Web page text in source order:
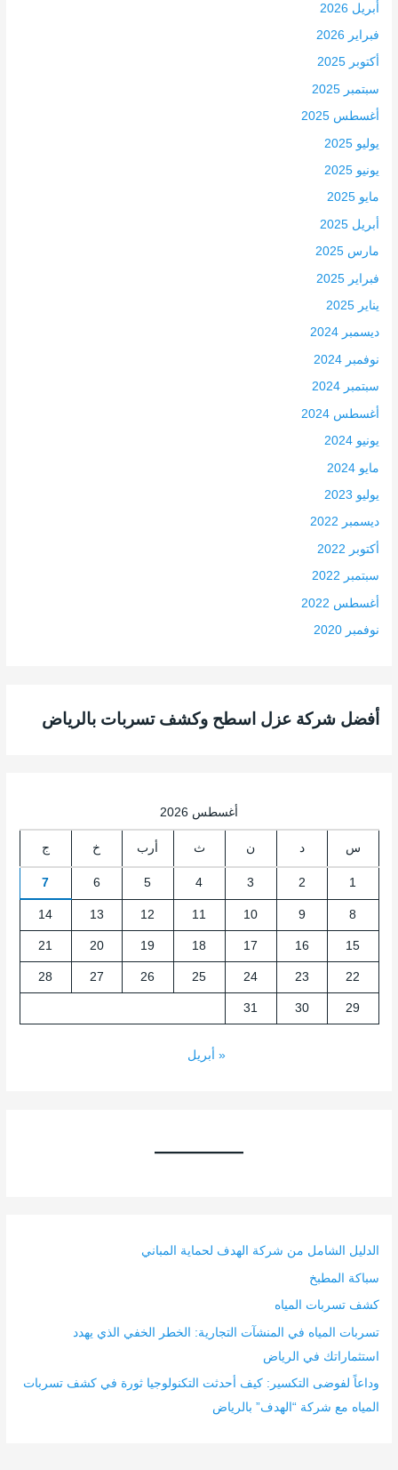
أبريل 2026
فبراير 2026
أكتوبر 2025
سبتمبر 2025
أغسطس 2025
يوليو 2025
يونيو 2025
مايو 2025
أبريل 2025
مارس 2025
فبراير 2025
يناير 2025
ديسمبر 2024
نوفمبر 2024
سبتمبر 2024
أغسطس 2024
يونيو 2024
مايو 2024
يوليو 2023
ديسمبر 2022
أكتوبر 2022
سبتمبر 2022
أغسطس 2022
نوفمبر 2020
أفضل شركة عزل اسطح وكشف تسربات بالرياض
أغسطس 2026
س د ن ث أرب خ ج
1
2
3
4
5
6
7
8
9
10
11
12
13
14
15
16
17
18
19
20
21
22
23
24
25
26
27
28
29
30
31
« أبريل
الدليل الشامل من شركة الهدف لحماية المباني
سباكة المطبخ
كشف تسربات المياه
تسربات المياه في المنشآت التجارية: الخطر الخفي الذي يهدد
استثماراتك في الرياض
وداعاً لفوضى التكسير: كيف أحدثت التكنولوجيا ثورة في كشف تسربات
المياه مع شركة “الهدف” بالرياض